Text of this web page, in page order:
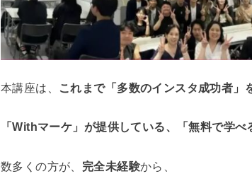
本講座は、 これまで「多数のインスタ成功者」
「Withマーケ」 が提供している、 「無料で学
数多くの方が、 完全未経験から、